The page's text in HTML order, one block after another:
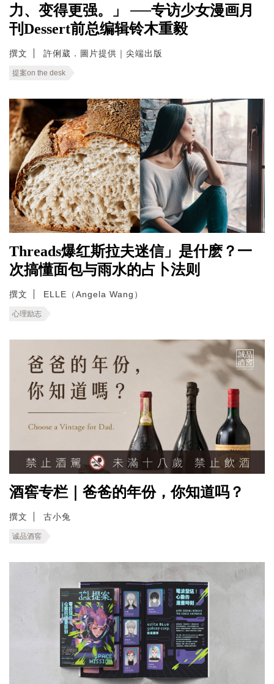
力、变得更强。」 ──专访少女漫画月
刊Dessert前总编辑铃木重毅
撰文 許俐葳．圖片提供｜尖端出版
提案on the desk
Threads爆红斯拉夫迷信」是什麽？一
次搞懂面包与雨水的占卜法则
撰文 ELLE（Angela Wang）
心理励志
酒窖专栏｜爸爸的年份，你知道吗？
撰文 古小兔
诚品酒窖